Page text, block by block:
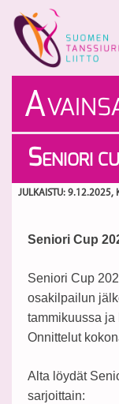
content
A
SENIORI
JULKAISTU: 9.12.2025,
Seniori Cup
Seniori Cup
osakilpailun
tammikuussa
Onnittelut
Alta löydät
sarjoittain: